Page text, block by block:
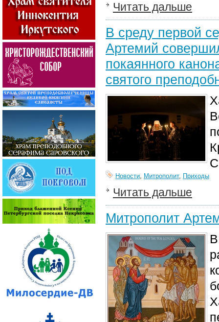
Читать дальше
В среду первой
Артемий
покаянного
святого
Новости, Митрополит, Приходы
Читать дальше
Митрополит